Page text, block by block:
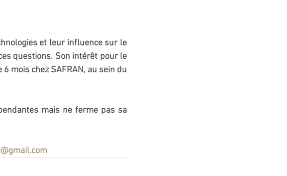
et leur influence sur le
questions. Son intérêt pour le
mois chez SAFRAN, au sein du
mais ne ferme pas sa